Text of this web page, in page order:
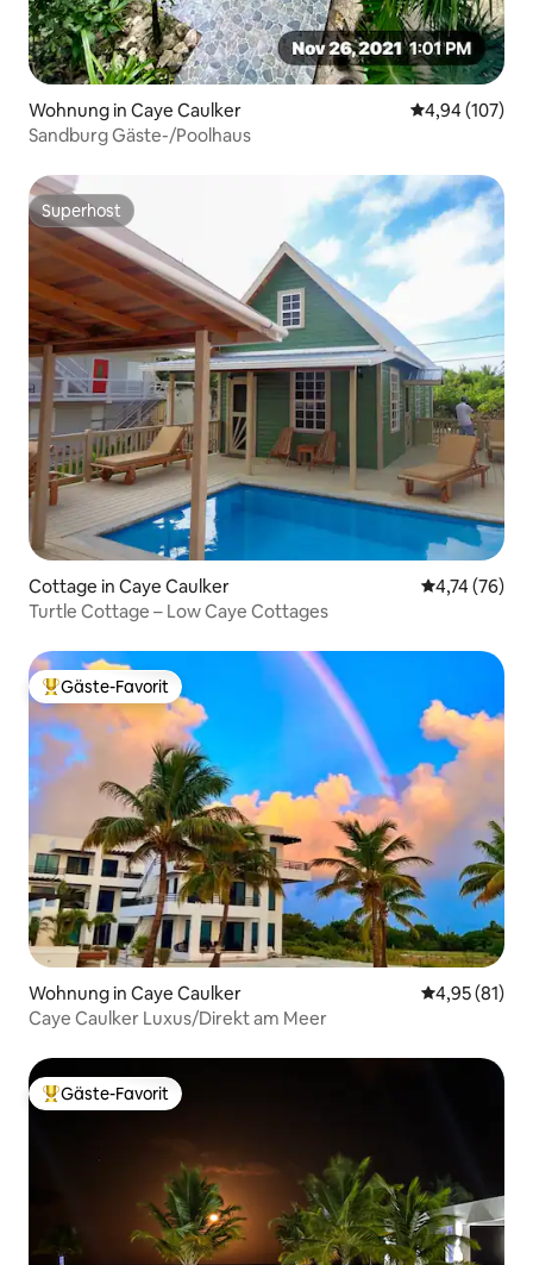
Wohnung in Caye Caulker
4,94 (107)
Sandburg Gäste-/Poolhaus
Superhost
Superhost
Cottage in Caye Caulker
4,74 (76)
Turtle Cottage – Low Caye Cottages
Beliebter Gäste-Favorit.
Gäste-Favorit
Wohnung in Caye Caulker
4,95 (81)
Caye Caulker Luxus/Direkt am Meer
Beliebter Gäste-Favorit.
Gäste-Favorit